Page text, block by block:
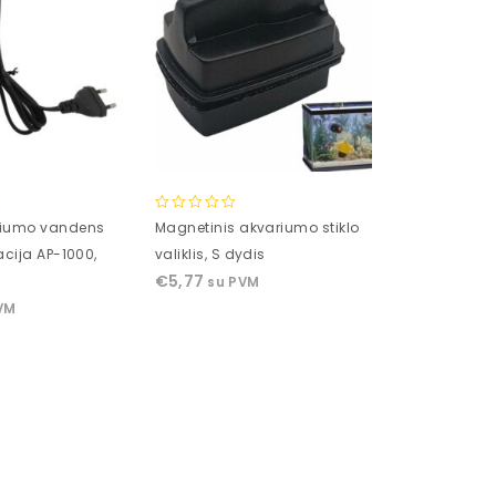
vandens
AP-1000,
0
of
5
Magnetinis akvariumo stiklo
valiklis, S dydis
€5,77 su PVM